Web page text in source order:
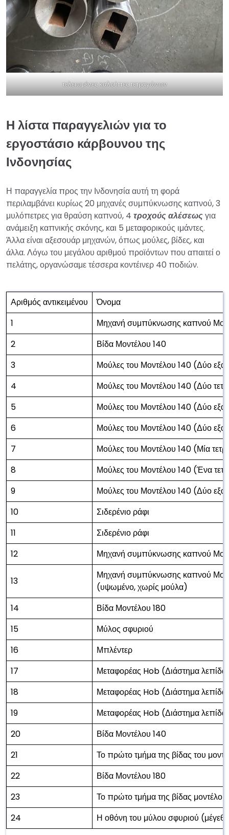
τελειωμένες καλούπες τετραγώνων
Η λίστα παραγγελιών για το
εργοστάσιο κάρβουνου της
Ινδονησίας
Η παραγγελία προς την Ινδονησία αυτή τη φορά
περιλαμβάνει κυρίως 20 μηχανές συμπύκνωσης καπνού, 3
μυλόπετρες για θραύση καπνού, 4 τροχούς αλέσεωςγια
ανάμειξη καπνικής σκόνης, και 5 μεταφορικούς ιμάντες.
Άλλα είναι αξεσουάρ μηχανών, όπως μούλες, βίδες, και
άλλα. Λόγω του μεγάλου αριθμού προϊόντων που απαιτεί ο
πελάτης, οργανώσαμε τέσσερα κοντέινερ 40 ποδιών.
Αριθμός αντικειμένου
Όνομα
1
Μηχανή συμπύκνωσης καπνού
2
Βίδα Μοντέλου 140
3
Μούλες του Μοντέλου 140 (Δύο
4
Μούλες του Μοντέλου 140 (Δύο
5
Μούλες του Μοντέλου 140 (Δύο
6
Μούλες του Μοντέλου 140 (Δύο
7
Μούλες του Μοντέλου 140 (Μία
8
Μούλες του Μοντέλου 140 (Ένα
9
Μούλες του Μοντέλου 140 (Δύο
10
Σιδερένιο ράφι
11
Σιδερένιο ράφι
12
Μηχανή συμπύκνωσης καπνού
13
Μηχανή συμπύκνωσης καπνού
(υψωμένο, χωρίς μούλα)
14
Βίδα Μοντέλου 180
15
Μύλος σφυριού
16
Μπλέντερ
17
Μεταφορέας Hob (Διάστημα
18
Μεταφορέας Hob (Διάστημα
19
Μεταφορέας Hob (Διάστημα
20
Βίδα Μοντέλου 140
21
Το πρώτο τμήμα της βίδας του
22
Βίδα Μοντέλου 180
23
Το πρώτο τμήμα της βίδας
24
Η οθόνη του μύλου σφυριού